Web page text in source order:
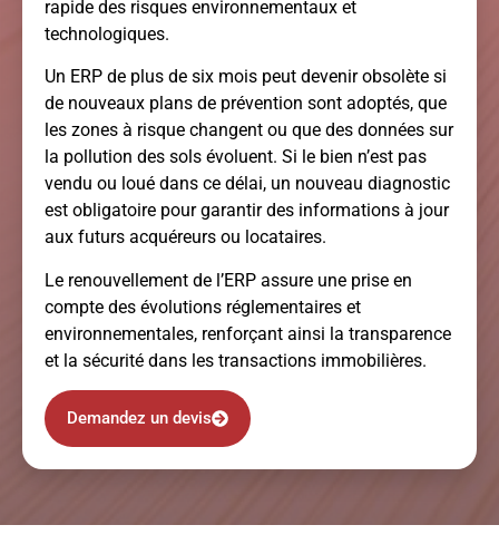
rapide des risques environnementaux et
technologiques.
Un ERP de plus de six mois peut devenir obsolète si
de nouveaux plans de prévention sont adoptés, que
les zones à risque changent ou que des données sur
la pollution des sols évoluent. Si le bien n’est pas
vendu ou loué dans ce délai, un nouveau diagnostic
est obligatoire pour garantir des informations à jour
aux futurs acquéreurs ou locataires.
Le renouvellement de l’ERP assure une prise en
compte des évolutions réglementaires et
environnementales, renforçant ainsi la transparence
et la sécurité dans les transactions immobilières.
Demandez un devis